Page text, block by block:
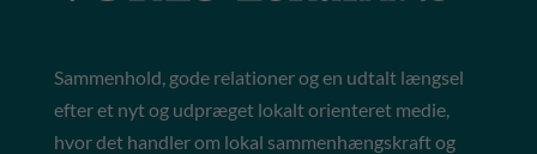
Sammenhold, gode relationer og en udtalt længsel
efter et nyt og udpræget lokalt orienteret medie,
hvor det handler om lokal sammenhængskraft og